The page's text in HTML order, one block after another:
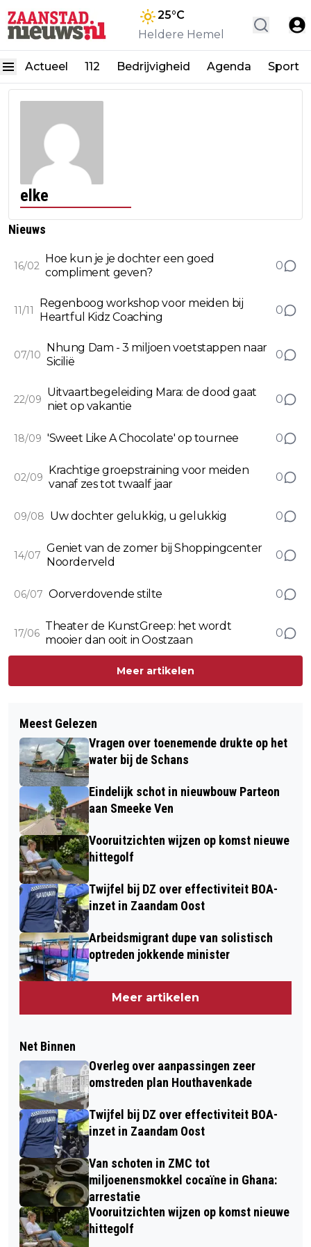
25°C
Heldere Hemel
Actueel 112 Bedrijvigheid Agenda Sport
elke
Nieuws
16/02
Hoe kun je je dochter een goed
compliment geven?
0
11/11
Regenboog workshop voor meiden bij
Heartful Kidz Coaching
0
07/10
Nhung Dam - 3 miljoen voetstappen naar
Sicilië
0
22/09
Uitvaartbegeleiding Mara: de dood gaat
niet op vakantie
0
18/09 'Sweet Like A Chocolate' op tournee 0
02/09
Krachtige groepstraining voor meiden
vanaf zes tot twaalf jaar
0
09/08 Uw dochter gelukkig, u gelukkig 0
14/07
Geniet van de zomer bij Shoppingcenter
Noorderveld
0
06/07 Oorverdovende stilte 0
17/06
Theater de KunstGreep: het wordt
mooier dan ooit in Oostzaan
0
Meer artikelen
Meest Gelezen
Vragen over toenemende drukte op het
water bij de Schans
Eindelijk schot in nieuwbouw Parteon
aan Smeeke Ven
Vooruitzichten wijzen op komst nieuwe
hittegolf
Twijfel bij DZ over effectiviteit BOA-
inzet in Zaandam Oost
Arbeidsmigrant dupe van solistisch
optreden jokkende minister
Meer artikelen
Net Binnen
Overleg over aanpassingen zeer
omstreden plan Houthavenkade
Twijfel bij DZ over effectiviteit BOA-
inzet in Zaandam Oost
Van schoten in ZMC tot
miljoenensmokkel cocaïne in Ghana:
arrestatie
Vooruitzichten wijzen op komst nieuwe
hittegolf